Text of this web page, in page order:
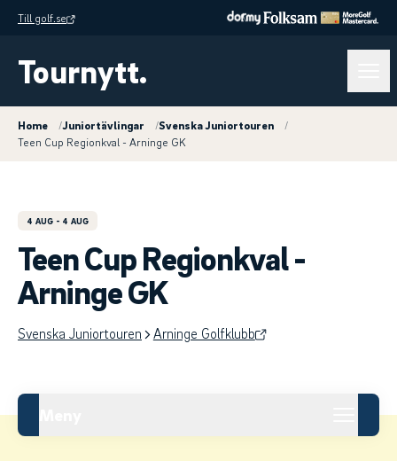
Till golf.se
Tournytt.
Home /Juniortävlingar /Svenska Juniortouren
/
Teen Cup Regionkval - Arninge GK
4 AUG - 4 AUG
Teen Cup Regionkval -
Arninge GK
Svenska Juniortouren Arninge Golfklubb